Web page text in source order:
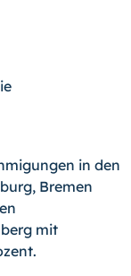
in den
Bremen
mit